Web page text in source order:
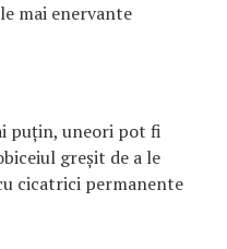
mai enervante
puțin, uneori pot fi
greșit de a le
cicatrici permanente